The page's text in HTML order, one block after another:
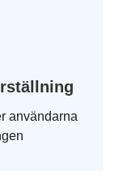
användarna